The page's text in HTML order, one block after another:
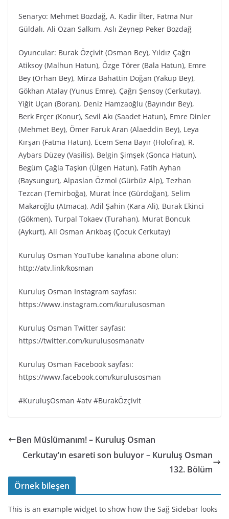
Senaryo: Mehmet Bozdağ, A. Kadir İlter, Fatma Nur
Güldalı, Ali Ozan Salkım, Aslı Zeynep Peker Bozdağ
Oyuncular: Burak Özçivit (Osman Bey), Yıldız Çağrı
Atiksoy (Malhun Hatun), Özge Törer (Bala Hatun), Emre
Bey (Orhan Bey), Mirza Bahattin Doğan (Yakup Bey),
Gökhan Atalay (Yunus Emre), Çağrı Şensoy (Cerkutay),
Yiğit Uçan (Boran), Deniz Hamzaoğlu (Bayındır Bey),
Berk Erçer (Konur), Sevil Akı (Saadet Hatun), Emre Dinler
(Mehmet Bey), Ömer Faruk Aran (Alaeddin Bey), Leya
Kırşan (Fatma Hatun), Ecem Sena Bayır (Holofira), R.
Aybars Düzey (Vasilis), Belgin Şimşek (Gonca Hatun),
Begüm Çağla Taşkın (Ülgen Hatun), Fatih Ayhan
(Baysungur), Alpaslan Özmol (Gürbüz Alp), Tezhan
Tezcan (Temirboğa), Murat İnce (Gürdoğan), Selim
Makaroğlu (Atmaca), Adil Şahin (Kara Ali), Burak Ekinci
(Gökmen), Turpal Tokaev (Turahan), Murat Boncuk
(Aykurt), Ali Osman Arıkbaş (Çocuk Cerkutay)
Kuruluş Osman YouTube kanalına abone olun:
http://atv.link/kosman
Kuruluş Osman Instagram sayfası:
https://www.instagram.com/kurulusosman
Kuruluş Osman Twitter sayfası:
https://twitter.com/kurulusosmanatv
Kuruluş Osman Facebook sayfası:
https://www.facebook.com/kurulusosman
#KuruluşOsman #atv #BurakÖzçivit
Ben Müslümanım! – Kuruluş Osman
Cerkutay’ın esareti son buluyor – Kuruluş Osman
132. Bölüm
Örnek bileşen
This is an example widget to show how the Sağ Sidebar looks